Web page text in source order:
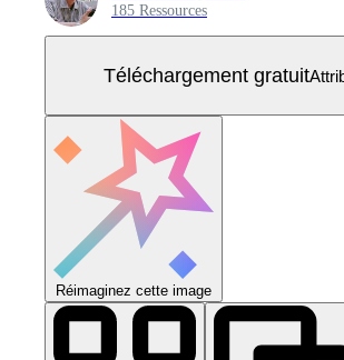
185 Ressources
Téléchargement gratuit
Réimaginez cette image